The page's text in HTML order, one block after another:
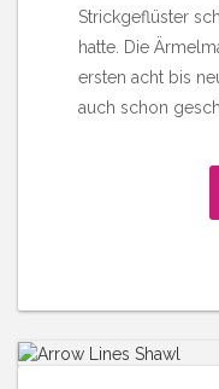
Strickgeflüster
hatte. Die
ersten acht bis
auch schon